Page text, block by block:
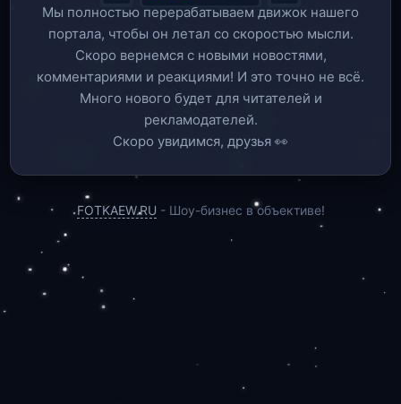
Мы полностью перерабатываем движок нашего
портала, чтобы он летал со скоростью мысли.
Скоро вернемся c новыми новостями,
комментариями и реакциями! И это точно не всё.
Много нового будет для читателей и
рекламодателей.
Скоро увидимся, друзья 👀
FOTKAEW.RU - Шоу-бизнес в объективе!